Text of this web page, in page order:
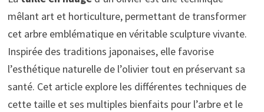
mêlant art et horticulture, permettant de transformer
cet arbre emblématique en véritable sculpture vivante.
Inspirée des traditions japonaises, elle favorise
l’esthétique naturelle de l’olivier tout en préservant sa
santé. Cet article explore les différentes techniques de
cette taille et ses multiples bienfaits pour l’arbre et le